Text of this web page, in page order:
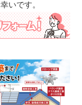
いです。